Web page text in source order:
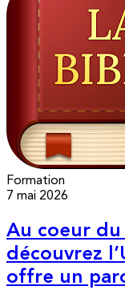
Formation
7 mai 2026
Au coeur du
découvrez
offre un